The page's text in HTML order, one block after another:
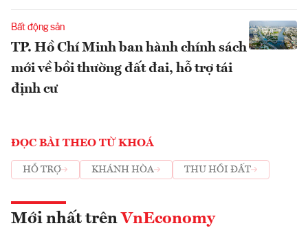
Bất động sản
TP. Hồ Chí Minh ban hành chính sách
mới về bồi thường đất đai, hỗ trợ tái
định cư
ĐỌC BÀI THEO TỪ KHOÁ
HỖ TRỢ KHÁNH HÒA THU HỒI ĐẤT
Mới nhất trên VnEconomy